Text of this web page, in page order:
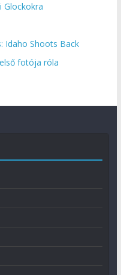
Glockokra
Idaho Shoots Back
fotója róla